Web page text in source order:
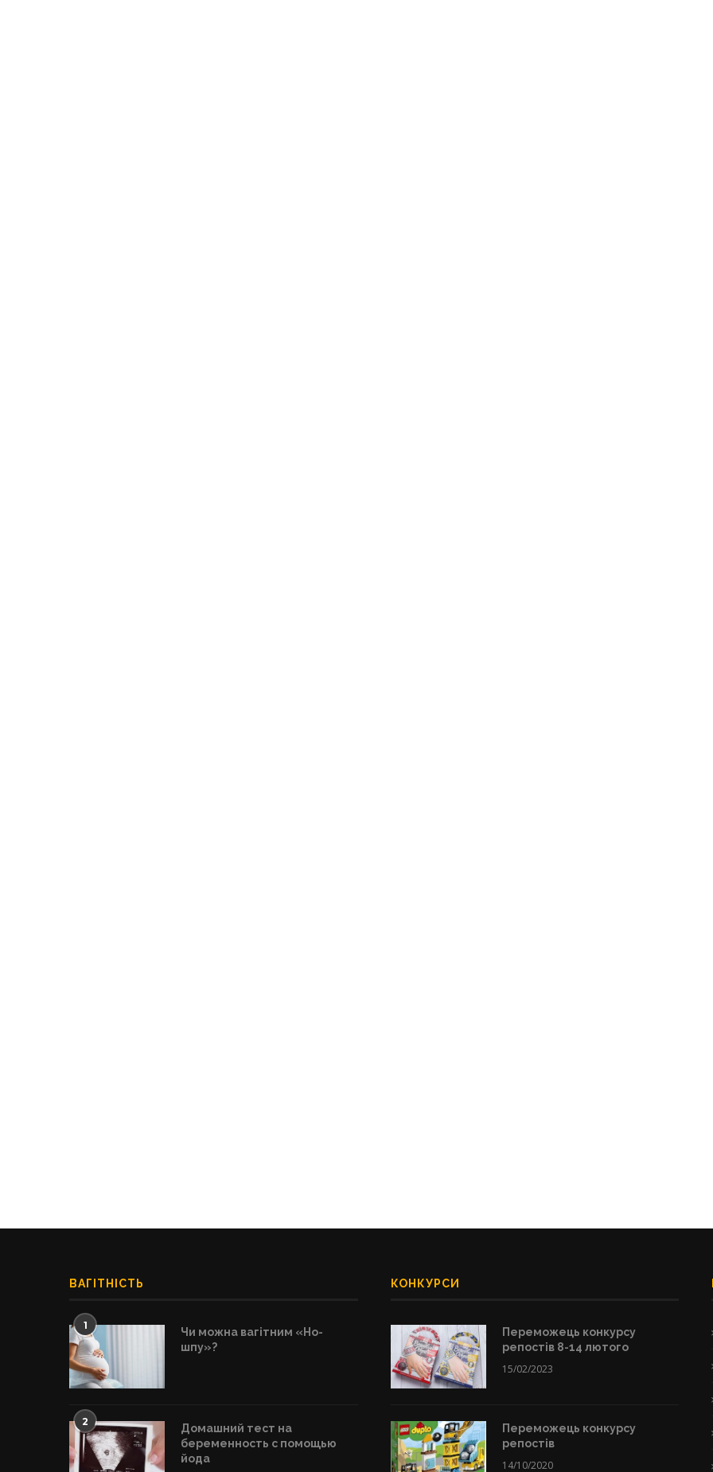
ВАГІТНІСТЬ
1
Чи можна вагітним «Но-
шпу»?
2
Домашний тест на
беременность с помощью
йода
КОНКУРСИ
Переможець конкурсу
репостів 8-14 лютого
15/02/2023
Переможець конкурсу
репостів
14/10/2020